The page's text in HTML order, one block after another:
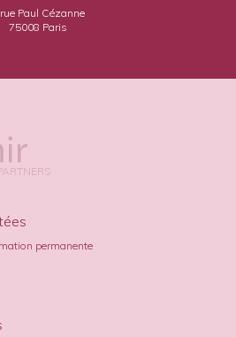
Paul Cézanne
75008 Paris
permanente